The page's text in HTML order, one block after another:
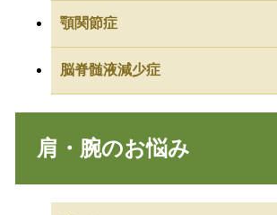
顎関節症
脳脊髄液減少症
肩・腕のお悩み